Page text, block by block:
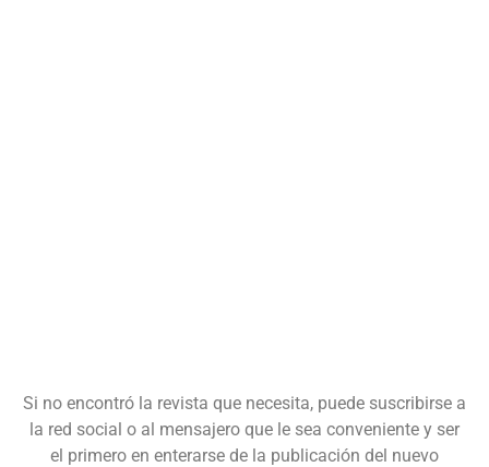
Si no encontró la revista que necesita, puede suscribirse a
la red social o al mensajero que le sea conveniente y ser
el primero en enterarse de la publicación del nuevo